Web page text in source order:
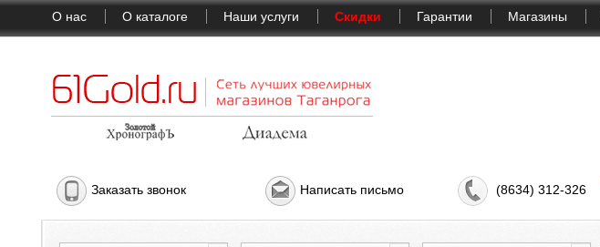
О нас О каталоге Наши услуги Скидки Гарантии Магазины
Заказать звонок Написать письмо (8634) 312-326